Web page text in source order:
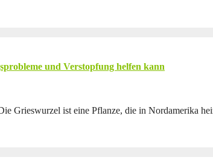
und Verstopfung helfen kann
Grieswurzel ist eine Pflanze, die in Nordamerika